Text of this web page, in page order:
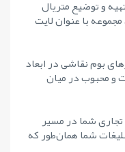
و توضیع متریال
با عنوان لایت
بوم نقاشی در ابعاد
و محبوب در میان
شما در مسیر
شما همان‌طور که